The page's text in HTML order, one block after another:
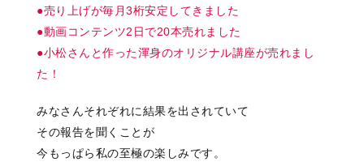
●売り上げが毎月3桁安定してきました
●動画コンテンツ2日で20本売れました
●小松さんと作った渾身のオリジナル講座が売れまし
た！
みなさんそれぞれに結果を出されていて
その報告を聞くことが
今もっぱら私の至極の楽しみです。